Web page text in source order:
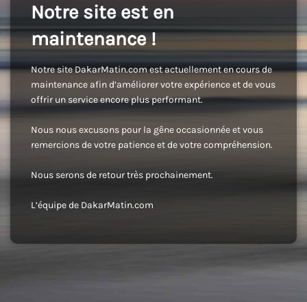
Notre site est en
maintenance !
Notre site DakarMatin.com est actuellement en cours de
maintenance afin d’améliorer votre expérience et de vous
offrir un service encore plus performant.
Nous nous excusons pour la gêne occasionnée et vous
remercions de votre patience et de votre compréhension.
Nous serons de retour très prochainement.
L’équipe de DakarMatin.com